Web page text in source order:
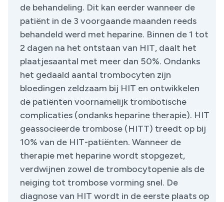
de behandeling. Dit kan eerder wanneer de
patiënt in de 3 voorgaande maanden reeds
behandeld werd met heparine. Binnen de 1 tot
2 dagen na het ontstaan van HIT, daalt het
plaatjesaantal met meer dan 50%. Ondanks
het gedaald aantal trombocyten zijn
bloedingen zeldzaam bij HIT en ontwikkelen
de patiënten voornamelijk trombotische
complicaties (ondanks heparine therapie). HIT
geassocieerde trombose (HITT) treedt op bij
10% van de HIT-patiënten. Wanneer de
therapie met heparine wordt stopgezet,
verdwijnen zowel de trombocytopenie als de
neiging tot trombose vorming snel. De
diagnose van HIT wordt in de eerste plaats op